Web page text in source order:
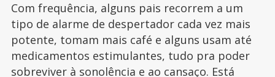
Com frequência, alguns pais recorrem a um
tipo de alarme de despertador cada vez mais
potente, tomam mais café e alguns usam até
medicamentos estimulantes, tudo pra poder
sobreviver à sonolência e ao cansaço. Está